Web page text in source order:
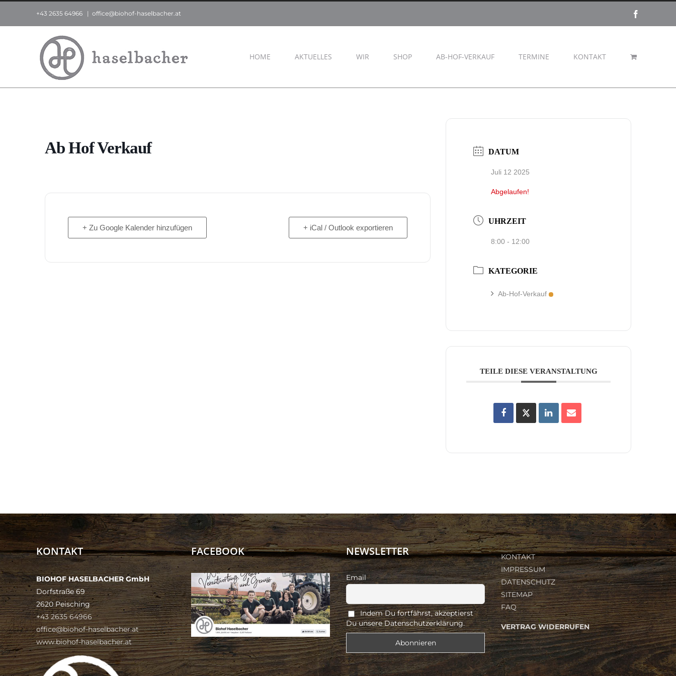
+43 2635 64966 | office@biohof-haselbacher.at
HOME AKTUELLES WIR SHOP AB-HOF-VERKAUF TERMINE KONTAKT
Ab Hof Verkauf
+ Zu Google Kalender hinzufügen + iCal / Outlook exportieren
DATUM
Juli 12 2025
Abgelaufen!
UHRZEIT
8:00 - 12:00
KATEGORIE
Ab-Hof-Verkauf
TEILE DIESE VERANSTALTUNG
KONTAKT
BIOHOF HASELBACHER GmbH
Dorfstraße 69
2620 Peisching
+43 2635 64966
office@biohof-haselbacher.at
www.biohof-haselbacher.at
FACEBOOK NEWSLETTER
Email
Indem Du fortfährst, akzeptierst
Du unsere Datenschutzerklärung.
KONTAKT
IMPRESSUM
DATENSCHUTZ
SITEMAP
FAQ
VERTRAG WIDERRUFEN